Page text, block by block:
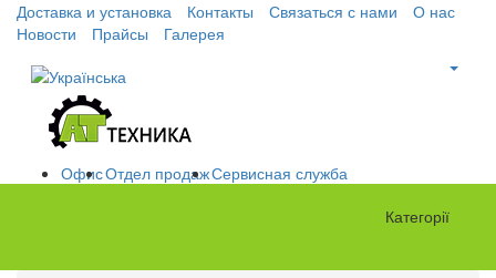
Доставка и установка Контакты Связаться с нами
О нас
Новости
Прайсы Галерея
ОфисОтдел продажСервисная служба
Категорії